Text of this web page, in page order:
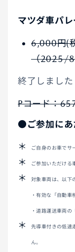
マツダ車パレ
6,000円(
（2025/
終了しました
Pコード：
●ご参加にあ
ご自身のお車でサ
ご参加いただける
対象車両は、以下
・有効な「自動
・道路運送車両の
先導車付きの低速
ん。